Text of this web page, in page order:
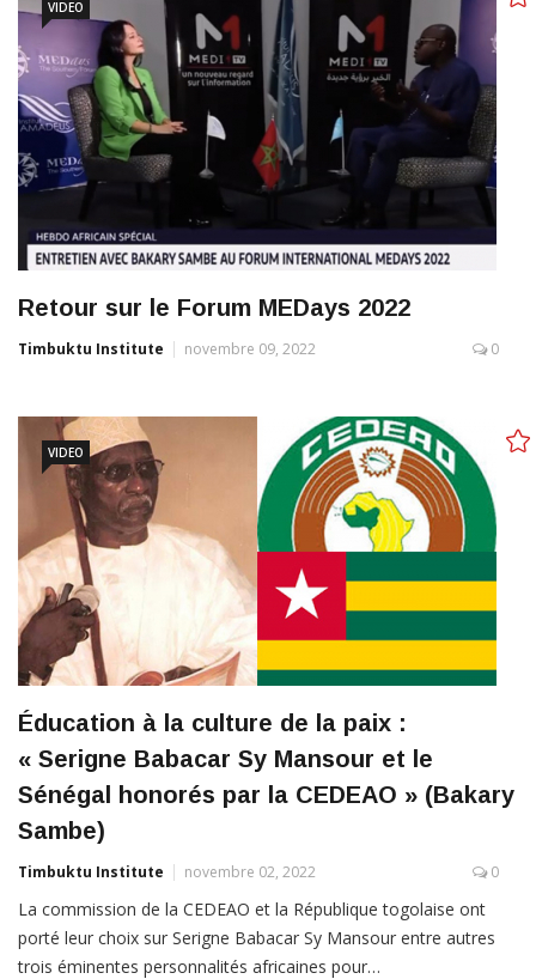
VIDEO
Retour sur le Forum MEDays 2022
Timbuktu Institute novembre 09, 2022 0
VIDEO
Éducation à la culture de la paix :
« Serigne Babacar Sy Mansour et le
Sénégal honorés par la CEDEAO » (Bakary
Sambe)
Timbuktu Institute novembre 02, 2022 0
La commission de la CEDEAO et la République togolaise ont
porté leur choix sur Serigne Babacar Sy Mansour entre autres
trois éminentes personnalités africaines pour…